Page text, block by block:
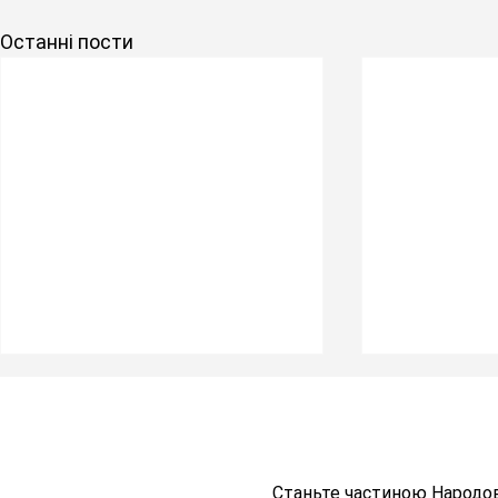
Останні пости
Станьте частиною